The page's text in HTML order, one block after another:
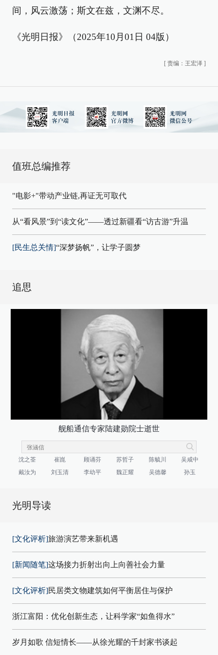
间，风云激荡；斯文在兹，文渊不尽。
《光明日报》（2025年10月01日 04版）
[ 责编：王宏泽 ]
值班总编推荐
"电影+"带动产业链,再证无可取代
从“看风景”到“读文化”——透过新疆看“访古游”升温
[民生总关情]“深梦扬帆”，让学子圆梦
追思
舰船通信专家陆建勋院士逝世
沈之荃 崔崑 顾诵芬 苏哲子 陈毓川
吴咸中
戴汝为
刘玉清 李幼平 魏正耀 吴德馨 孙玉
光明导读
[文化评析]旅游演艺带来新机遇
[新闻随笔]这场接力折射出向上向善社会力量
[文化评析]民居类文物建筑如何平衡居住与保护
浙江富阳：优化创新生态，让科学家“如鱼得水”
岁月如歌 信短情长——从徐光耀的千封家书谈起